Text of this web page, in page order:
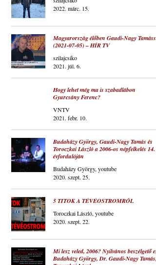
2022. márc. 15.
Magyarország élőben Gaudi-Nagy Tamással
(2021-07-05) – HÍR TV
szilajcsiko
2021. júl. 6.
Hogy lehet még ma is szabadlábon
Gyurcsány Ferenc?
VNTV
2021. febr. 10.
Budaházy György, Gaudi-Nagy Tamás és
Toroczkai László a 2006-os népfelkelés 14.
évfordulóján
Budaházy György, youtube
2020. szept. 25.
5 TITOK A TÉVÉOSTROMRÓL
Toroczkai László, youtube
2020. szept. 22.
Mi lesz veled, 2006? Nyilvános beszélgető est
Budaházy György, Dr. Gaudi-Nagy Tamás,